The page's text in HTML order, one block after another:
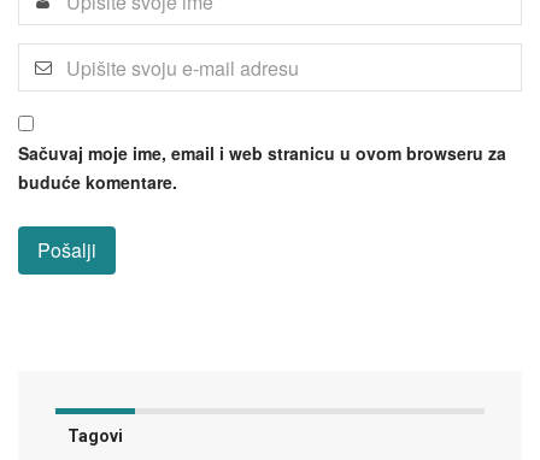
Sačuvaj moje ime, email i web stranicu u ovom browseru za
buduće komentare.
Tagovi